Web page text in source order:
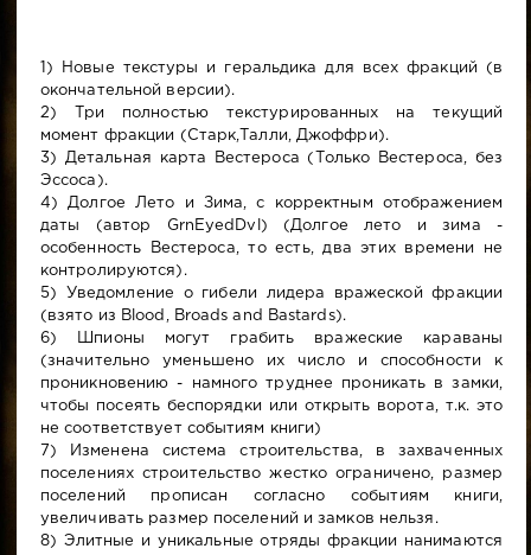
1) Новые текстуры и геральдика для всех фракций (в
окончательной версии).
2) Три полностью текстурированных на текущий
момент фракции (Старк,Талли, Джоффри).
3) Детальная карта Вестероса (Только Вестероса, без
Эссоса).
4) Долгое Лето и Зима, с корректным отображением
даты (автор GrnEyedDvl) (Долгое лето и зима -
особенность Вестероса, то есть, два этих времени не
контролируются).
5) Уведомление о гибели лидера вражеской фракции
(взято из Blood, Broads and Bastards).
6) Шпионы могут грабить вражеские караваны
(значительно уменьшено их число и способности к
проникновению - намного труднее проникать в замки,
чтобы посеять беспорядки или открыть ворота, т.к. это
не соответствует событиям книги)
7) Изменена система строительства, в захваченных
поселениях строительство жестко ограничено, размер
поселений прописан согласно событиям книги,
увеличивать размер поселений и замков нельзя.
8) Элитные и уникальные отряды фракции нанимаются